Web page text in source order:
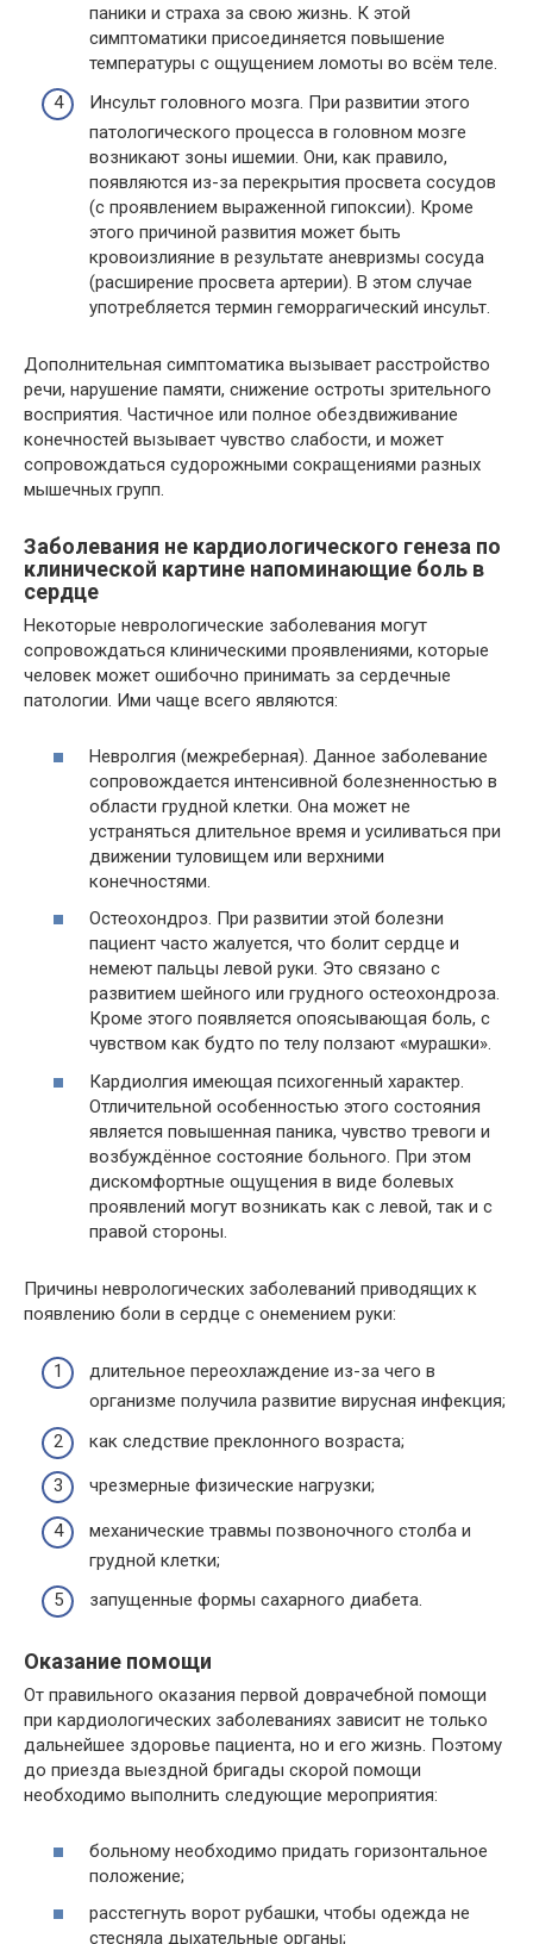
паники и страха за свою жизнь. К этой
симптоматики присоединяется повышение
температуры с ощущением ломоты во всём теле.
Инсульт головного мозга. При развитии этого
патологического процесса в головном мозге
возникают зоны ишемии. Они, как правило,
появляются из-за перекрытия просвета сосудов
(с проявлением выраженной гипоксии). Кроме
этого причиной развития может быть
кровоизлияние в результате аневризмы сосуда
(расширение просвета артерии). В этом случае
употребляется термин геморрагический инсульт.
Дополнительная симптоматика вызывает расстройство
речи, нарушение памяти, снижение остроты зрительного
восприятия. Частичное или полное обездвиживание
конечностей вызывает чувство слабости, и может
сопровождаться судорожными сокращениями разных
мышечных групп.
Заболевания не кардиологического генеза по
клинической картине напоминающие боль в
сердце
Некоторые неврологические заболевания могут
сопровождаться клиническими проявлениями, которые
человек может ошибочно принимать за сердечные
патологии. Ими чаще всего являются:
Невролгия (межреберная). Данное заболевание
сопровождается интенсивной болезненностью в
области грудной клетки. Она может не
устраняться длительное время и усиливаться при
движении туловищем или верхними
конечностями.
Остеохондроз. При развитии этой болезни
пациент часто жалуется, что болит сердце и
немеют пальцы левой руки. Это связано с
развитием шейного или грудного остеохондроза.
Кроме этого появляется опоясывающая боль, с
чувством как будто по телу ползают «мурашки».
Кардиолгия имеющая психогенный характер.
Отличительной особенностью этого состояния
является повышенная паника, чувство тревоги и
возбуждённое состояние больного. При этом
дискомфортные ощущения в виде болевых
проявлений могут возникать как с левой, так и с
правой стороны.
Причины неврологических заболеваний приводящих к
появлению боли в сердце с онемением руки:
длительное переохлаждение из-за чего в
организме получила развитие вирусная инфекция;
как следствие преклонного возраста;
чрезмерные физические нагрузки;
механические травмы позвоночного столба и
грудной клетки;
запущенные формы сахарного диабета.
Оказание помощи
От правильного оказания первой доврачебной помощи
при кардиологических заболеваниях зависит не только
дальнейшее здоровье пациента, но и его жизнь. Поэтому
до приезда выездной бригады скорой помощи
необходимо выполнить следующие мероприятия:
больному необходимо придать горизонтальное
положение;
расстегнуть ворот рубашки, чтобы одежда не
стесняла дыхательные органы;